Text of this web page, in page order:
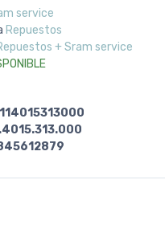
service
Repuestos
+ Sram service